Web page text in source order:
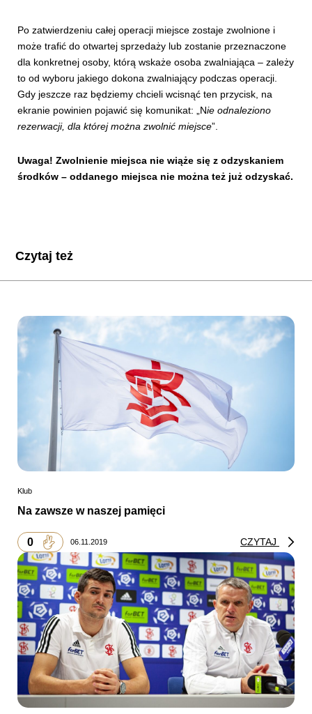
Po zatwierdzeniu całej operacji miejsce zostaje zwolnione i
może trafić do otwartej sprzedaży lub zostanie przeznaczone
dla konkretnej osoby, którą wskaże osoba zwalniająca – zależy
to od wyboru jakiego dokona zwalniający podczas operacji.
Gdy jeszcze raz będziemy chcieli wcisnąć ten przycisk, na
ekranie powinien pojawić się komunikat: „Nie odnaleziono
rezerwacji, dla której można zwolnić miejsce”.
Uwaga! Zwolnienie miejsca nie wiąże się z odzyskaniem
środków – oddanego miejsca nie można też już odzyskać.
Czytaj też
Klub
Na zawsze w naszej pamięci
0 06.11.2019 CZYTAJ